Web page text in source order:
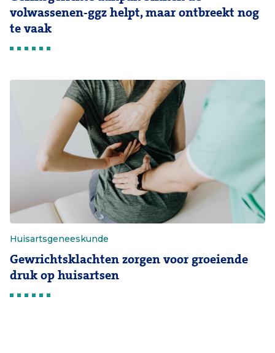
volwassenen-ggz helpt, maar ontbreekt nog
te vaak
Huisartsgeneeskunde
Gewrichtsklachten zorgen voor groeiende
druk op huisartsen